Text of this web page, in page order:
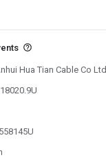
Hua Tian Cable Co Ltd